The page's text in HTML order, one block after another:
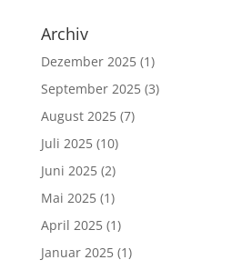
Archiv
Dezember 2025(1)
September 2025(3)
August 2025(7)
Juli 2025(10)
Juni 2025(2)
Mai 2025(1)
April 2025(1)
Januar 2025(1)